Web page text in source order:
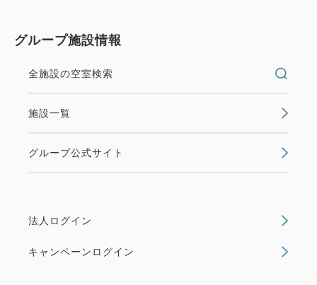
グループ施設情報
全施設の空室検索
施設一覧
グループ公式サイト
法人ログイン
キャンペーンログイン